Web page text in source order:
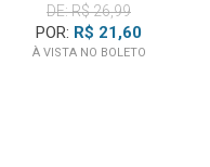
DE: R$ 26,99
POR: R$ 21,60
À VISTA NO BOLETO